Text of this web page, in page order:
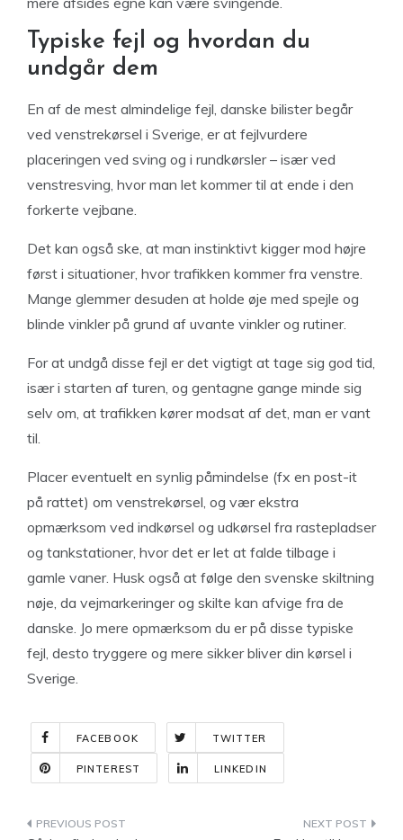
Typiske fejl og hvordan du
undgår dem
En af de mest almindelige fejl, danske bilister begår
ved venstrekørsel i Sverige, er at fejlvurdere
placeringen ved sving og i rundkørsler – især ved
venstresving, hvor man let kommer til at ende i den
forkerte vejbane.
Det kan også ske, at man instinktivt kigger mod højre
først i situationer, hvor trafikken kommer fra venstre.
Mange glemmer desuden at holde øje med spejle og
blinde vinkler på grund af uvante vinkler og rutiner.
For at undgå disse fejl er det vigtigt at tage sig god tid,
især i starten af turen, og gentagne gange minde sig
selv om, at trafikken kører modsat af det, man er vant
til.
Placer eventuelt en synlig påmindelse (fx en post-it
på rattet) om venstrekørsel, og vær ekstra
opmærksom ved indkørsel og udkørsel fra rastepladser
og tankstationer, hvor det er let at falde tilbage i
gamle vaner. Husk også at følge den svenske skiltning
nøje, da vejmarkeringer og skilte kan afvige fra de
danske. Jo mere opmærksom du er på disse typiske
fejl, desto tryggere og mere sikker bliver din kørsel i
Sverige.
FACEBOOK TWITTER
PINTEREST LINKEDIN
Indlægsnavigation